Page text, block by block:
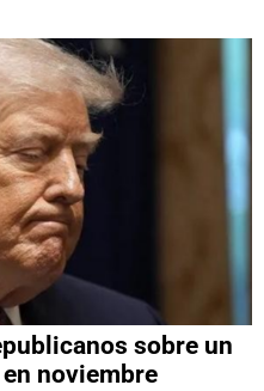
sobre un
noviembre